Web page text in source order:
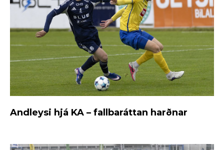
Andleysi hjá KA – fallbaráttan harðnar